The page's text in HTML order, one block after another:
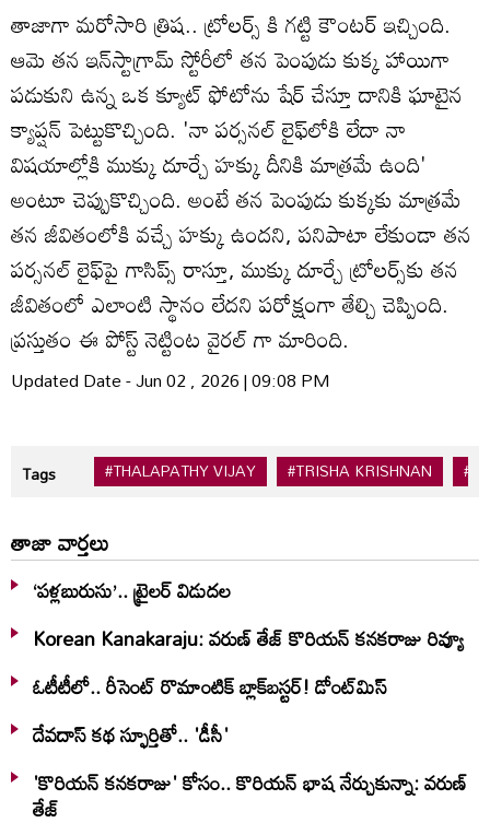
తాజాగా మరోసారి త్రిష.. ట్రోలర్స్ కి గట్టి కౌంటర్ ఇచ్చింది.
ఆమె తన ఇన్‌స్టాగ్రామ్ స్టోరీలో తన పెంపుడు కుక్క హాయిగా
పడుకుని ఉన్న ఒక క్యూట్ ఫోటోను షేర్ చేస్తూ దానికి ఘాటైన
క్యాప్షన్ పెట్టుకొచ్చింది. 'నా పర్సనల్ లైఫ్‌లోకి లేదా నా
విషయాల్లోకి ముక్కు దూర్చే హక్కు దీనికి మాత్రమే ఉంది'
అంటూ చెప్పుకొచ్చింది. అంటే తన పెంపుడు కుక్కకు మాత్రమే
తన జీవితంలోకి వచ్చే హక్కు ఉందని, పనిపాటా లేకుండా తన
పర్సనల్ లైఫ్‌పై గాసిప్స్ రాస్తూ, ముక్కు దూర్చే ట్రోలర్స్‌కు తన
జీవితంలో ఎలాంటి స్థానం లేదని పరోక్షంగా తేల్చి చెప్పింది.
ప్రస్తుతం ఈ పోస్ట్ నెట్టింట వైరల్ గా మారింది.
Updated Date - Jun 02 , 2026 | 09:08 PM
Tags #THALAPATHY VIJAY #TRISHA KRISHNAN
తాజా వార్తలు
‘పళ్లబురుసు’.. ట్రైలర్ విడుదల
Korean Kanakaraju: వరుణ్ తేజ్ కొరియన్‌ కనకరాజు రివ్యూ
ఓటీటీలో.. రీసెంట్ రొమాంటిక్‌ బ్లాక్‌బ‌స్ట‌ర్‌! డోంట్‌మిస్‌
దేవదాస్ కథ స్ఫూర్తితో.. 'డీసీ'
'కొరియన్ కనకరాజు' కోసం.. కొరియన్ భాష నేర్చుకున్నా: వరుణ్
తేజ్